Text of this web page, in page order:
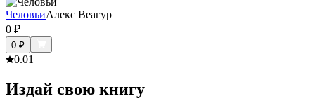
ЧеловьиАлекс Веагур
0 ₽
0 ₽
0.01
Издай свою книгу